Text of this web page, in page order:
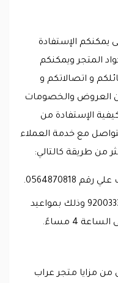
يمكنكم الإستفادة
المتجر ويمكنكم
و اتصالاتكم و
العروض والخصومات
الإستفادة من
مع خدمة العملاء
من طريقة كالتالي:
أو الإتصال على الرقم الموحد 920033319 وذلك بمواعيد
مزايا متجر عراب